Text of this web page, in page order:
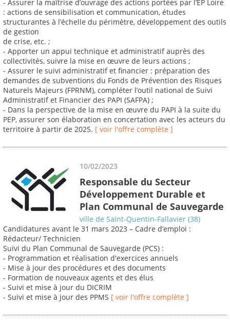
- Assurer la maîtrise d’ouvrage des actions portées par l’EP Loire
: actions de sensibilisation et communication, études
structurantes à l’échelle du périmètre, développement des outils
de gestion
de crise, etc. ;
- Apporter un appui technique et administratif auprès des
collectivités, suivre la mise en œuvre de leurs actions ;
- Assurer le suivi administratif et financier : préparation des
demandes de subventions du Fonds de Prévention des Risques
Naturels Majeurs (FPRNM), compléter l’outil national de Suivi
Administratif et Financier des PAPI (SAFPA) ;
- Dans la perspective de la mise en œuvre du PAPI à la suite du
PEP, assurer son élaboration en concertation avec les acteurs du
territoire à partir de 2025. [ voir l'offre complète ]
10/02/2023
Responsable du Secteur
Développement Durable et
Plan Communal de Sauvegarde
ville de Saint-Quentin-Fallavier (38)
Candidatures avant le 31 mars 2023 – Cadre d’emploi :
Rédacteur/ Technicien
Suivi du Plan Communal de Sauvegarde (PCS) :
- Programmation et réalisation d'exercices annuels
- Mise à jour des procédures et des documents
- Formation de nouveaux agents et des élus
- Suivi et mise à jour du DICRIM
- Suivi et mise à jour des PPMS [ voir l'offre complète ]